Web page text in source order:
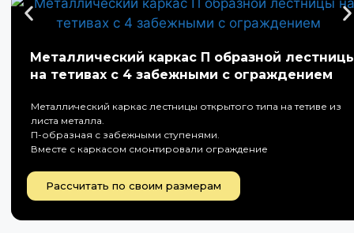
Металлический каркас П образной
на тетивах с 4 забежными с ограждением
Металлический каркас лестницы открытого типа на тетиве из
листа металла.
П-образная с забежными ступенями.
Вместе с каркасом смонтировали ограждение
Рассчитать по своим размерам